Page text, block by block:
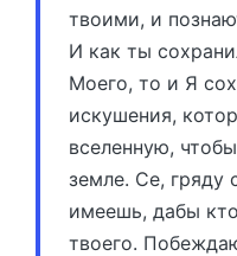
твоими, и
И как ты
Моего, то и Я
искушения,
вселенную,
земле. Се, гряду
имеешь, дабы
твоего.